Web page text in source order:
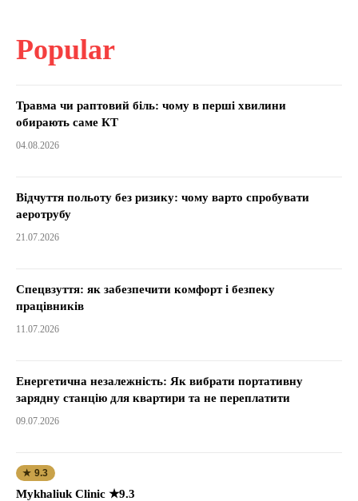
Popular
Травма чи раптовий біль: чому в перші хвилини
обирають саме КТ
04.08.2026
Відчуття польоту без ризику: чому варто спробувати
аеротрубу
21.07.2026
Спецвзуття: як забезпечити комфорт і безпеку
працівників
11.07.2026
Енергетична незалежність: Як вибрати портативну
зарядну станцію для квартири та не переплатити
09.07.2026
★ 9.3
Mykhaliuk Clinic ★9.3